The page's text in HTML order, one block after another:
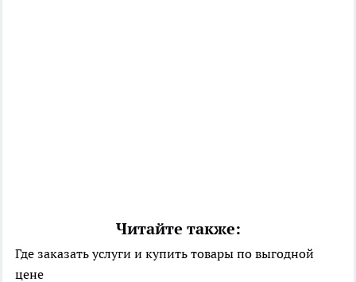
Читайте также:
Где заказать услуги и купить товары по выгодной
цене